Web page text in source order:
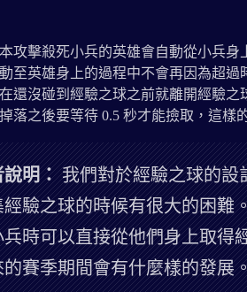
攻擊殺死小兵的英雄會自動從小兵身
至英雄身上的過程中不會再因為超過
還沒碰到經驗之球之前就離開經驗
落之後要等待 0.5 秒才能撿取，這樣
說明：我們對於經驗之球的設
經驗之球的時候有很大的困難
兵時可以直接從他們身上取得
的賽季期間會有什麼樣的發展